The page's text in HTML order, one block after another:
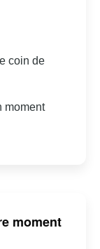
coin de
moment
moment